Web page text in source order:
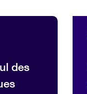
des